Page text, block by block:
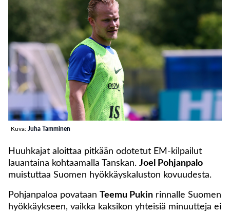
Kuva: Juha Tamminen
Huuhkajat aloittaa pitkään odotetut EM-kilpailut
lauantaina kohtaamalla Tanskan. Joel Pohjanpalo
muistuttaa Suomen hyökkäyskaluston kovuudesta.
Pohjanpaloa povataan Teemu Pukin rinnalle Suomen
hyökkäykseen, vaikka kaksikon yhteisiä minuutteja ei